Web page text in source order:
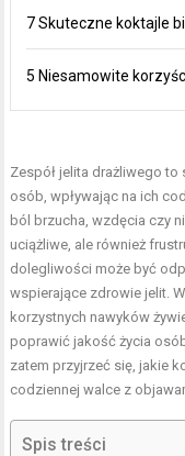
7 Skuteczne koktajle
5 Niesamowite
Zespół jelita drażliwego
osób, wpływając na ich
ból brzucha, wzdęcia czy
uciążliwe, ale również
dolegliwości może być
wspierające zdrowie jelit.
korzystnych nawyków
poprawić jakość życia
zatem przyjrzeć się, jakie
codziennej walce z
Spis treści